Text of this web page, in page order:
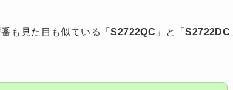
も見た目も似ている「S2722QC 」と「S2722DC